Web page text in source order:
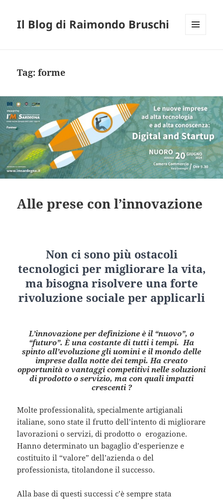
Il Blog di Raimondo Bruschi
Tag:forme
Alle prese con l’innovazione
Non ci sono più ostacoli
tecnologici per migliorare la vita,
ma bisogna risolvere una forte
rivoluzione sociale per applicarli
L’innovazione per definizione è il “nuovo”, o
“futuro”. È una costante di tutti i tempi. Ha
spinto all’evoluzione gli uomini e il mondo delle
imprese dalla notte dei tempi. Ha creato
opportunità o vantaggi competitivi nelle soluzioni
di prodotto o servizio, ma con quali impatti
crescenti ?
Molte professionalità, specialmente artigianali
italiane, sono state il frutto dell’intento di migliorare
lavorazioni o servizi, di prodotto o erogazione.
Hanno determinato un bagaglio d’esperienze e
costituito il “valore” dell’azienda o del
professionista, titolandone il successo.
Alla base di questi successi c’è sempre stata